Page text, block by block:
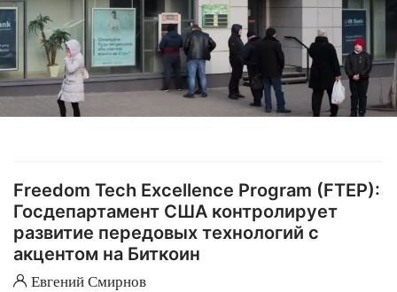
Freedom Tech Excellence Program (FTEP):
Госдепартамент США контролирует
развитие передовых технологий с
акцентом на Биткоин
Евгений Смирнов